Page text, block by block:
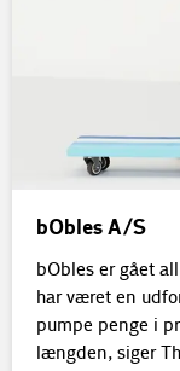
bObles A/S
bObles er gået
har været en
pumpe penge i
længden, siger